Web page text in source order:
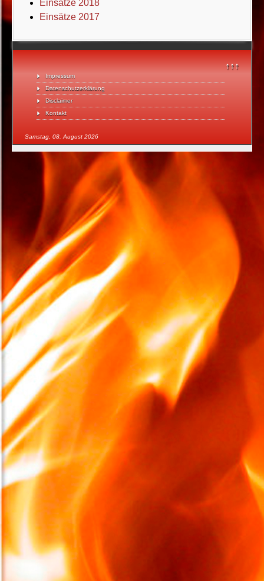
↑↑↑
Impressum
Datenschutzerklärung
Disclaimer
Kontakt
Samstag, 08. August 2026
Einsätze 2018
Einsätze 2017